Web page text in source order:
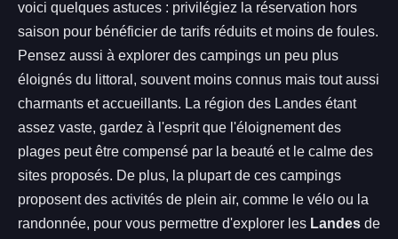
voici quelques astuces : privilégiez la réservation hors
saison pour bénéficier de tarifs réduits et moins de foules.
Pensez aussi à explorer des campings un peu plus
éloignés du littoral, souvent moins connus mais tout aussi
charmants et accueillants. La région des Landes étant
assez vaste, gardez à l'esprit que l'éloignement des
plages peut être compensé par la beauté et le calme des
sites proposés. De plus, la plupart de ces campings
proposent des activités de plein air, comme le vélo ou la
randonnée, pour vous permettre d'explorer les Landes de